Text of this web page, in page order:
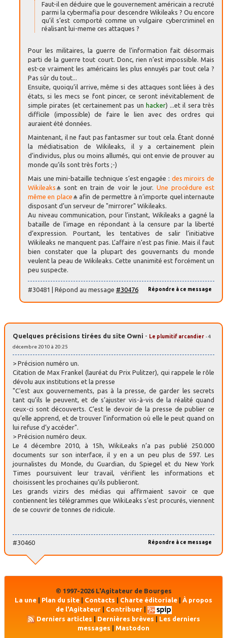
Faut-il en déduire que le gouvernement américain a recruté
parmi la cybermafia pour descendre Wikileaks ? Ou encore
qu’il s’est comporté comme un vulgaire cybercriminel en
réalisant lui-meme ces attaques ?
Pour les militaires, la guerre de l’information fait désormais
parti de la guerre tout court. Donc, rien n’est impossible. Mais
est-ce vraiment les américains les plus ennuyés par tout cela ?
Pas sûr du tout...
Ensuite, quoiqu’il arrive, même si des attaques sont liées à des
états, si les mecs se font pincer, ce seront inévitablement de
simple pirates (et certainement pas un hacker) ...et il sera très
difficile (impossible) de faire le lien avec des ordres qui
auraient été données.
Maintenant, il ne faut pas fantasmer sur tout cela. Étant donné
la médiatisation de Wikileaks, il y a certainement plein
d’individus, plus ou moins allumés, qui ont envie de prouver au
monde qu’ils sont très forts ;-)
Mais une mini-bataille technique s’est engagée : des miroirs de
Wikileaks
sont en train de voir le jour. Une procédure est
même en place
afin de permettre à n’importe quel internaute
disposant d’un serveur de "mirrorer" Wikileaks.
Au niveau communication, pour l’instant, Wikileaks a gagné la
bataille de l’image en répondant à la censure par la liberté
d’expression. Pourtant, les tentatives de salir l’initiative
Wikileaks ne manquent pas. L’affaire n’est pas finie. Mais il faut
bien constater que la plupart des gouvernants du monde
veulent la peau de Wikileaks. Cette unanimité est forcément un
peu suspecte.
Répondre à ce message
#30481 | Répond au message #30476
Quelques précisions tirées du site Owni - Le plumitif arcandier - 4
décembre 2010 à 20:25
> Précision numéro un.
Citation de Max Frankel (lauréat du Prix Pulitzer), qui rappele le rôle
dévolu aux institutions et la presse
"C’est aux gouvernements, pas à la presse, de garder les secrets
tant qu’ils le peuvent, et de s’ajuster vis-à-vis de la réalité quand
ceux-ci sont découverts. C’est le devoir de la presse de publier ce
qu’elle apprend, et de trouver l’information où elle le peut quand on
lui refuse d’y accéder".
> Précision numéro deux.
Le 4 décembre 2010, à 15h, WikiLeaks n’a pas publié 250.000
documents sur son interface, il y en a un peu plus de 597. Les
journalistes du Monde, du Guardian, du Spiegel et du New York
Times poursuivent leur travail, vérifient les informations et
choisissent les prochaines qu’ils publieront.
Les grands vizirs des médias qui affirmaient savoir ce que
contiennent les télégrammes que WikiLeaks s’est procurés, viennent
de se couvrir de tonnes de ridicule.
Répondre à ce message
#30460
© 1997-2026 L'Agitateur de Bourges
La une
Plan du site Contacts Charte éditoriale
À propos
de l'Agitateur| Contribuer|
Derniers articles | Dernières brèves | Les derniers
messages
Mastodon